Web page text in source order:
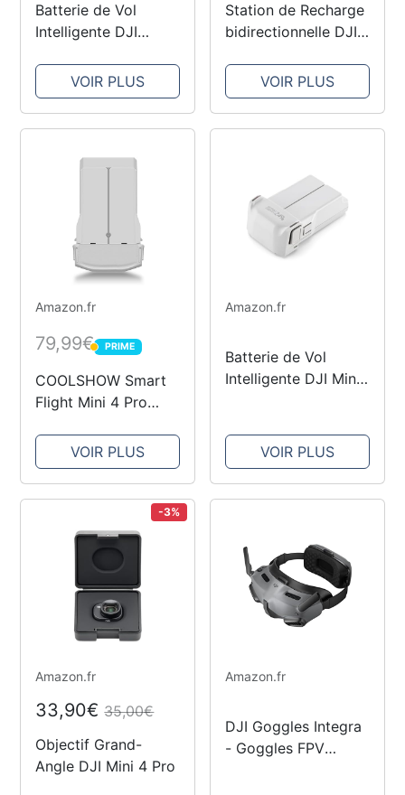
Batterie de Vol
Intelligente DJI
VOIR PLUS
Station de Recharge
bidirectionnelle DJI
VOIR PLUS
Amazon.fr
79,99€ PRIME
PRIME
COOLSHOW Smart
Flight Mini 4 Pro
Batterie Mini 3 Pro
Batterie de
Rechange 3850 mAh
Batterie de Drone
Compatible avec
Drone DJI Mini
3,Mini 3...
VOIR PLUS
Amazon.fr
Batterie de Vol
Intelligente DJI Mini
VOIR PLUS
-3%
Amazon.fr
33,90€35,00€
Objectif Grand-
Angle DJI Mini 4 Pro
Amazon.fr
DJI Goggles Integra
- Goggles FPV